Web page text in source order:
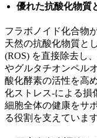
優れた抗酸化物質
フラボノイド化合物
天然の抗酸化物質と
(ROS) を直接除去し
やグルタチオンペル
酸化酵素の活性を高
化ストレス-による損
細胞全体の健康をサ
る役割を支えていま